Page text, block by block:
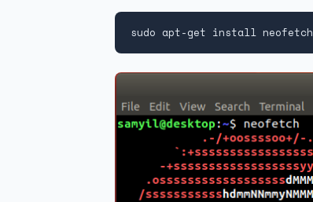
sudo apt-get install neofetch